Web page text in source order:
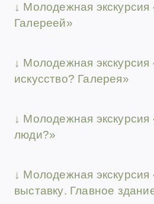
↓ Молодежная экскурсия
Галереей»
↓ Молодежная экскурсия
искусство? Галерея»
↓ Молодежная экскурсия
люди?»
↓ Молодежная экскурсия
выставку. Главное